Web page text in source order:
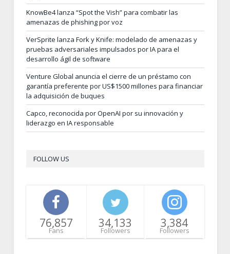
KnowBe4 lanza “Spot the Vish” para combatir las
amenazas de phishing por voz
VerSprite lanza Fork y Knife: modelado de amenazas y
pruebas adversariales impulsados por IA para el
desarrollo ágil de software
Venture Global anuncia el cierre de un préstamo con
garantía preferente por US$1500 millones para financiar
la adquisición de buques
Capco, reconocida por OpenAI por su innovación y
liderazgo en IA responsable
FOLLOW US
76,857
Fans
34,133
Followers
3,384
Followers